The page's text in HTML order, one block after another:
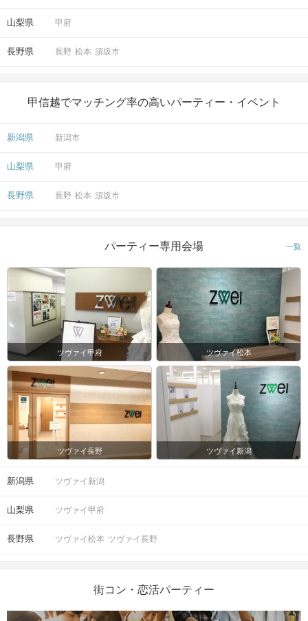
山梨県 甲府
長野県 長野 松本 須坂市
甲信越でマッチング率の高いパーティー・イベント
新潟県 新潟市
山梨県 甲府
長野県 長野 松本 須坂市
パーティー専用会場 一覧
ツヴァイ甲府 ツヴァイ松本
ツヴァイ長野 ツヴァイ新潟
新潟県 ツヴァイ新潟
山梨県 ツヴァイ甲府
長野県 ツヴァイ松本 ツヴァイ長野
街コン・恋活パーティー